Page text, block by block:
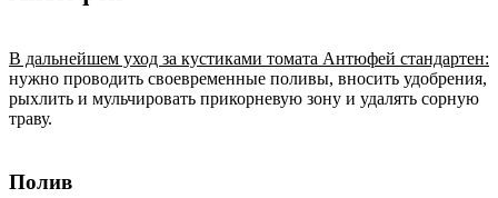
В дальнейшем уход за кустиками томата Антюфей стандартен:
нужно проводить своевременные поливы, вносить удобрения,
рыхлить и мульчировать прикорневую зону и удалять сорную
траву.
Полив